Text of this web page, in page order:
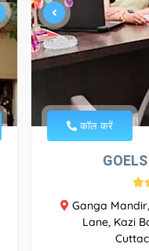
कॉल करें
Ganga
Lane, Kazi